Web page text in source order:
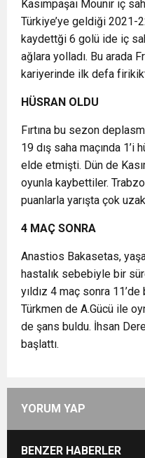
Kasımpaşaı Mounir iç
Türkiye’ye geldiği 2021-
kaydettği 6 golü ide iç
ağlara yolladı. Bu arada
kariyerinde ilk defa
HÜSRAN OLDU
Fırtına bu sezon
19 dış saha maçında
elde etmişti. Dün de
oyunla kaybettiler.
puanlarla yarışta çok
4 MAÇ SONRA
Anastios Bakasetas,
hastalık sebebiyle bir
yıldız 4 maç sonra
Türkmen de A.Gücü ile
de şans buldu. İhsan
başlattı.
YORUM YAP
BENZER HABERLER